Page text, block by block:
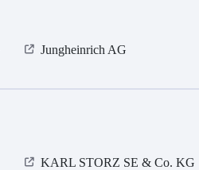
Jungheinrich AG
KARL STORZ SE & Co. KG